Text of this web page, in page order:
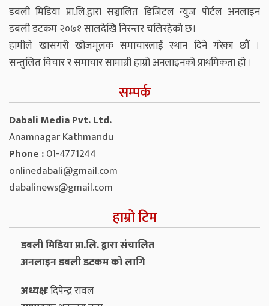
डबली मिडिया प्रा.लि.द्वारा सञ्चालित डिजिटल न्युज पोर्टल अनलाइन
डबली डटकम २०७१ सालदेखि निरन्तर चलिरहेको छ।
हामीले खासगरी खोजमूलक समाचारलाई स्थान दिने गरेका छौं ।
सन्तुलित विचार र समाचार सामाग्री हाम्रो अनलाइनको प्राथमिकता हो ।
सम्पर्क
Dabali Media Pvt. Ltd.
Anamnagar Kathmandu
Phone :01-4771244
onlinedabali@gmail.com
dabalinews@gmail.com
हाम्रो टिम
डबली मिडिया प्रा.लि. द्वारा संचालित
अनलाइन डबली डटकम को लागि
अध्यक्षःदिपेन्द्र रावल